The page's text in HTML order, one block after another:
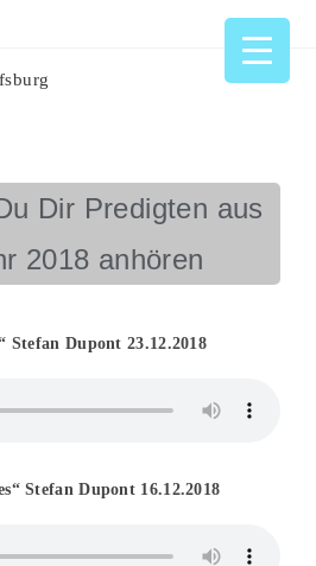
Dir Predigten aus
2018 anhören
Dupont 23.12.2018
Stefan Dupont 16.12.2018